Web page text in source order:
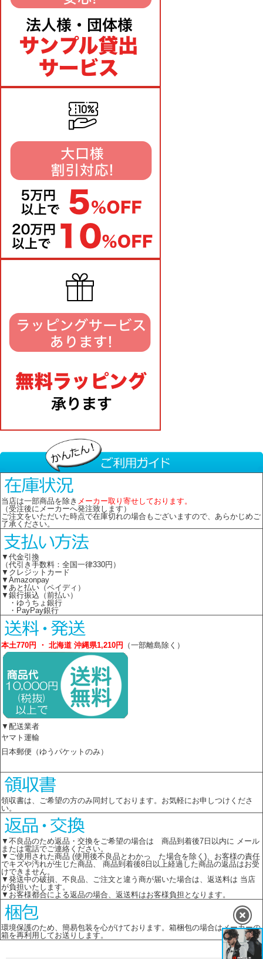
当店は一部商品を除き メーカー取り寄せしております。
（受注後にメーカーへ発注致します）
ご注文をいただいた時点で在庫切れの場合もございますので、あらかじめご
了承ください。
▼代金引換
（代引き手数料：全国一律330円）
▼クレジットカード
▼Amazonpay
▼あと払い（ペイディ）
▼銀行振込（前払い）
・ゆうちょ銀行
・PayPay銀行
本土770円 ・ 北海道 沖縄県1,210円 （一部離島除く）
▼配送業者
ヤマト運輸
日本郵便（ゆうパケットのみ）
領収書は、ご希望の方のみ同封しております。お気軽にお申しつけくださ
い。
▼不良品のため返品・交換をご希望の場合は 商品到着後7日以内に メール
または電話でご連絡ください。
▼ご使用された商品 (使用後不良品とわかっ た場合を除く)、お客様の責任
でキズや汚れが生じた商品、 商品到着後8日以上経過した商品の返品はお受
けできません。
▼発送中の破損、不良品、ご注文と違う商が届いた場合は、返送料は 当店
が負担いたします。
▼お客様都合による返品の場合、返送料はお客様負担となります。
環境保護のため、簡易包装を心がけております。箱梱包の場合はメーカーの
箱を再利用してお送りします。